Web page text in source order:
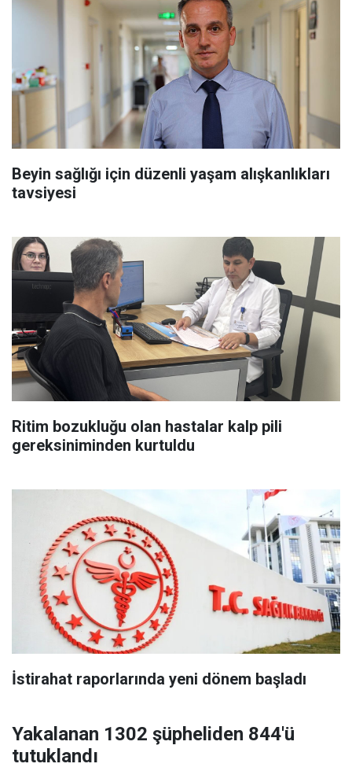
Beyin sağlığı için düzenli yaşam alışkanlıkları
tavsiyesi
Ritim bozukluğu olan hastalar kalp pili
gereksiniminden kurtuldu
İstirahat raporlarında yeni dönem başladı
Yakalanan 1302 şüpheliden 844'ü
tutuklandı